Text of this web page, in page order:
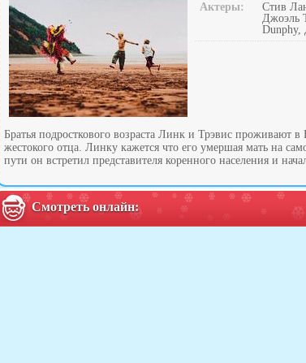
Актеры:
Стив
Джоэль
Dunphy,
Братья подросткового возраста Линк и Трэвис проживают
жестокого отца. Линку кажется что его умершая мать на
пути он встретил представителя коренного населения и
Смотреть онлайн: